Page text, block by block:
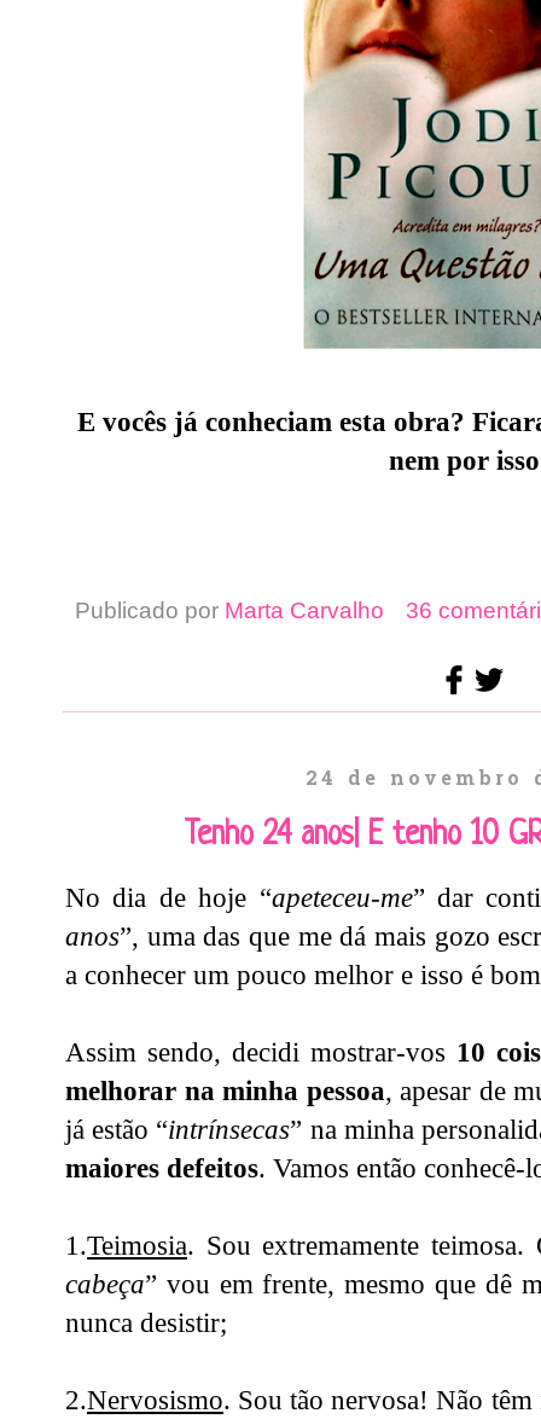
E vocês já conheciam esta obra?
nem por
Publicado por Marta Carvalho 36
24 de novembro
Tenho 24 anos| E tenho 10
No dia de hoje “apeteceu-me” dar
anos”, uma das que me dá mais gozo
a conhecer um pouco melhor e isso é
Assim sendo, decidi mostrar-vos 10
melhorar na minha pessoa, apesar de
já estão “intrínsecas” na minha
maiores defeitos. Vamos então conhecê-
1.Teimosia. Sou extremamente teimosa.
cabeça” vou em frente, mesmo que dê
nunca desistir;
2.Nervosismo. Sou tão nervosa! Não